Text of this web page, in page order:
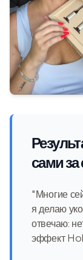
сами за
"Многие
я делаю
отвечаю:
эффект